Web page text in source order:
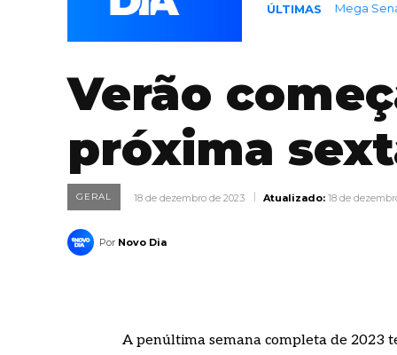
ÚLTIMAS Dia D de
Verão
próxima
GERAL 18 de dezembro de 2023 Atualizado: 18 de
Por Novo Dia
A penúltima semana completa de 2023